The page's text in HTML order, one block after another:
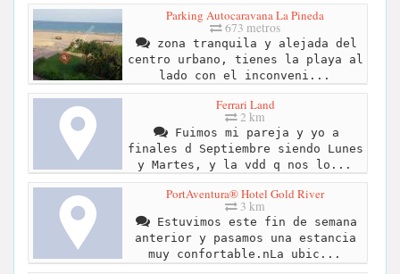
Parking Autocaravana La Pineda
673 metros
zona tranquila y alejada del
centro urbano, tienes la playa al
lado con el inconveni...
Ferrari Land
2 km
Fuimos mi pareja y yo a
finales d Septiembre siendo Lunes
y Martes, y la vdd q nos lo...
PortAventura® Hotel Gold River
3 km
Estuvimos este fin de semana
anterior y pasamos una estancia
muy confortable.nLa ubic...